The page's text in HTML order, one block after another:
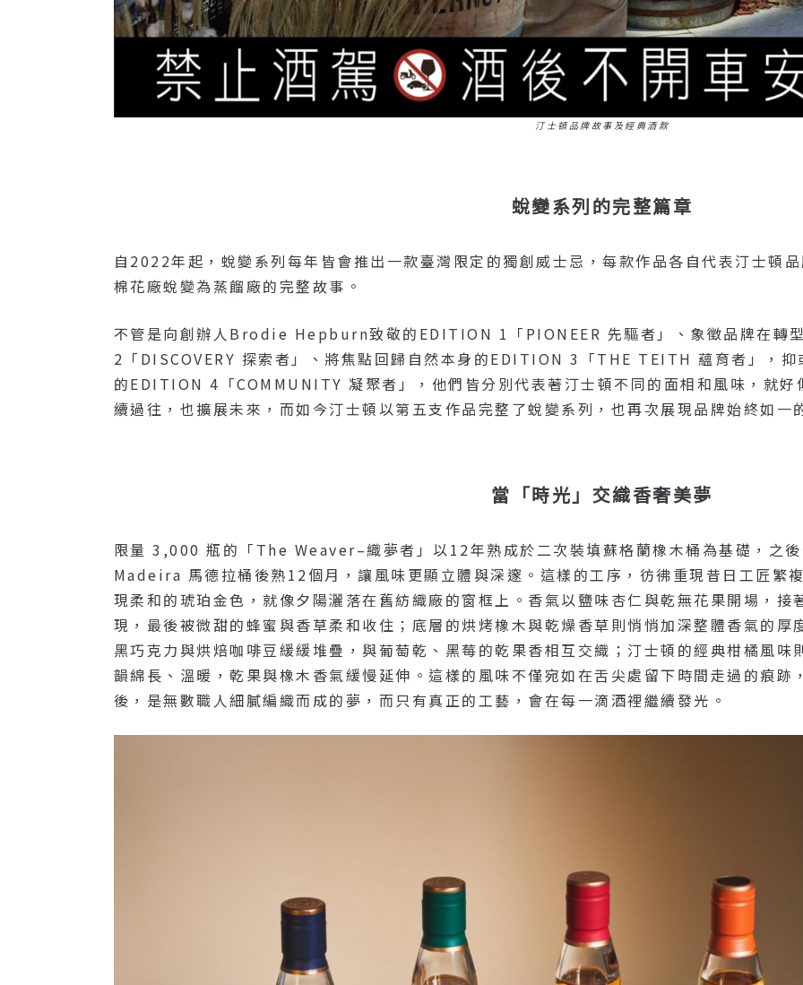
汀士頓品牌故事及經典酒款
蛻變系列的完整篇章
自2022年起，蛻變系列每年皆會推出一款臺灣限定的獨創威士忌，每款作品各自代表汀士頓
棉花廠蛻變為蒸餾廠的完整故事。
不管是向創辦人Brodie Hepburn致敬的EDITION 1「PIONEER 先驅者」、象徵品牌在轉
2「DISCOVERY 探索者」、將焦點回歸自然本身的EDITION 3「THE TEITH 蘊育者」，抑
的EDITION 4「COMMUNITY 凝聚者」，他們皆分別代表著汀士頓不同的面相和風味，就
續過往，也擴展未來，而如今汀士頓以第五支作品完整了蛻變系列，也再次展現品牌始終如一
當「時光」交織香奢美夢
限量 3,000 瓶的「The Weaver–織夢者」以12年熟成於二次裝填蘇格蘭橡木桶為基礎，之
Madeira 馬德拉桶後熟12個月，讓風味更顯立體與深邃。這樣的工序，彷彿重現昔日工匠繁
現柔和的琥珀金色，就像夕陽灑落在舊紡織廠的窗框上。香氣以鹽味杏仁與乾無花果開場，
現，最後被微甜的蜂蜜與香草柔和收住；底層的烘烤橡木與乾燥香草則悄悄加深整體香氣的
黑巧克力與烘焙咖啡豆緩緩堆疊，與葡萄乾、黑莓的乾果香相互交織；汀士頓的經典柑橘風
韻綿長、溫暖，乾果與橡木香氣緩慢延伸。這樣的風味不僅宛如在舌尖處留下時間走過的痕
後，是無數職人細膩編織而成的夢，而只有真正的工藝，會在每一滴酒裡繼續發光。